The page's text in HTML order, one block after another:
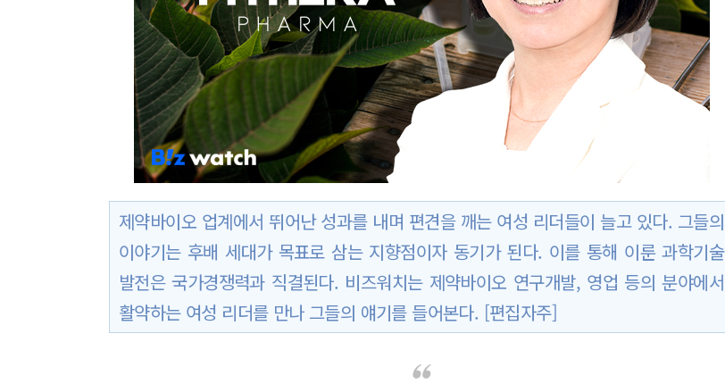
제약바이오 업계에서 뛰어난 성과를 내며 편견을 깨는 여성 리더들이 늘고 있다. 그들의
이야기는 후배 세대가 목표로 삼는 지향점이자 동기가 된다. 이를 통해 이룬 과학기술
발전은 국가경쟁력과 직결된다. 비즈워치는 제약바이오 연구개발, 영업 등의 분야에서
활약하는 여성 리더를 만나 그들의 얘기를 들어본다. [편집자주]